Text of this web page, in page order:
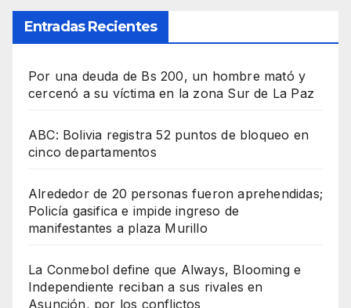
Entradas Recientes
Por una deuda de Bs 200, un hombre mató y
cercenó a su víctima en la zona Sur de La Paz
ABC: Bolivia registra 52 puntos de bloqueo en
cinco departamentos
Alrededor de 20 personas fueron aprehendidas;
Policía gasifica e impide ingreso de
manifestantes a plaza Murillo
La Conmebol define que Always, Blooming e
Independiente reciban a sus rivales en
Asunción, por los conflictos